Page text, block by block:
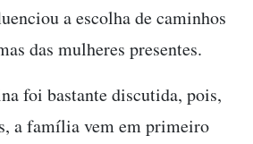
a escolha de caminhos
das mulheres presentes.
foi bastante discutida, pois,
a família vem em primeiro